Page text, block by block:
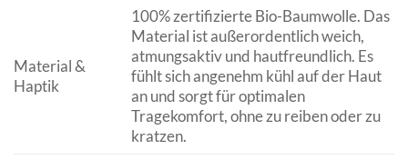
Material &
Haptik
100% zertifizierte Bio-Baumwolle. Das
Material ist außerordentlich weich,
atmungsaktiv und hautfreundlich. Es
fühlt sich angenehm kühl auf der Haut
an und sorgt für optimalen
Tragekomfort, ohne zu reiben oder zu
kratzen.